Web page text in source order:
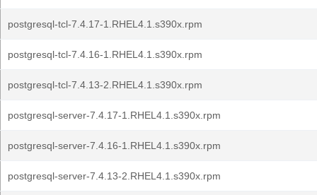
postgresql-tcl-7.4.17-1.RHEL4.1.s390x.rpm
postgresql-tcl-7.4.16-1.RHEL4.1.s390x.rpm
postgresql-tcl-7.4.13-2.RHEL4.1.s390x.rpm
postgresql-server-7.4.17-1.RHEL4.1.s390x.rpm
postgresql-server-7.4.16-1.RHEL4.1.s390x.rpm
postgresql-server-7.4.13-2.RHEL4.1.s390x.rpm